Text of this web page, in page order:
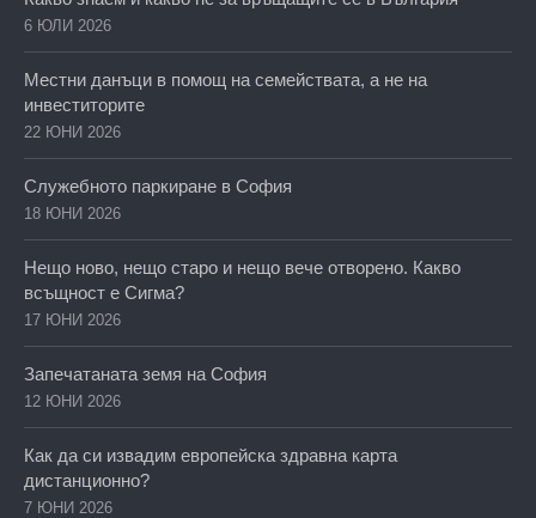
6 ЮЛИ 2026
Местни данъци в помощ на семействата, а не на
инвеститорите
22 ЮНИ 2026
Служебното паркиране в София
18 ЮНИ 2026
Нещо ново, нещо старо и нещо вече отворено. Какво
всъщност е Сигма?
17 ЮНИ 2026
Запечатаната земя на София
12 ЮНИ 2026
Как да си извадим европейска здравна карта
дистанционно?
7 ЮНИ 2026